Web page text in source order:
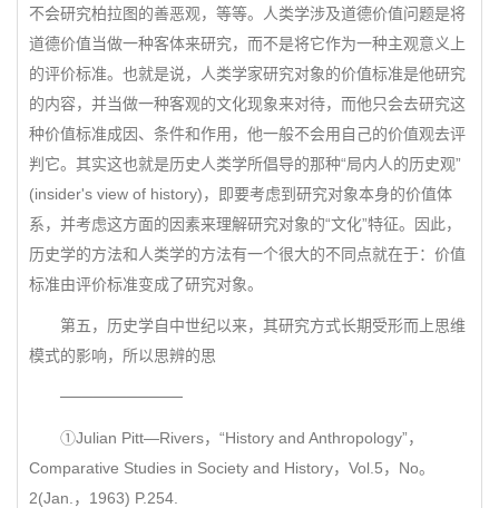
不会研究柏拉图的善恶观，等等。人类学涉及道德价值问题是将
道德价值当做一种客体来研究，而不是将它作为一种主观意义上
的评价标准。也就是说，人类学家研究对象的价值标准是他研究
的内容，并当做一种客观的文化现象来对待，而他只会去研究这
种价值标准成因、条件和作用，他一般不会用自己的价值观去评
判它。其实这也就是历史人类学所倡导的那种“局内人的历史观”
(insider's view of history)，即要考虑到研究对象本身的价值体
系，并考虑这方面的因素来理解研究对象的“文化”特征。因此，
历史学的方法和人类学的方法有一个很大的不同点就在于：价值
标准由评价标准变成了研究对象。
第五，历史学自中世纪以来，其研究方式长期受形而上思维
模式的影响，所以思辨的思
───────────
①Julian Pitt—Rivers，“History and Anthropology”，
Comparative Studies in Society and History，Vol.5，No。
2(Jan.，1963) P.254.